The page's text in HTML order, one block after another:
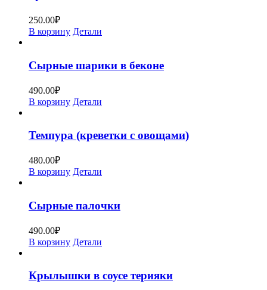
250.00₽
В корзину Детали
Сырные шарики в беконе
490.00₽
В корзину Детали
Темпура (креветки с овощами)
480.00₽
В корзину Детали
Сырные палочки
490.00₽
В корзину Детали
Крылышки в соусе терияки